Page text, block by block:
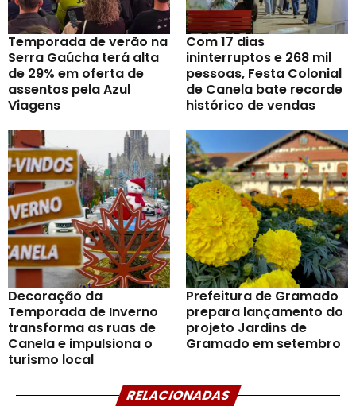
Temporada de verão na
Serra Gaúcha terá alta
de 29% em oferta de
assentos pela Azul
Viagens
Com 17 dias
ininterruptos e 268 mil
pessoas, Festa Colonial
de Canela bate recorde
histórico de vendas
Decoração da
Temporada de Inverno
transforma as ruas de
Canela e impulsiona o
turismo local
Prefeitura de Gramado
prepara lançamento do
projeto Jardins de
Gramado em setembro
RELACIONADAS